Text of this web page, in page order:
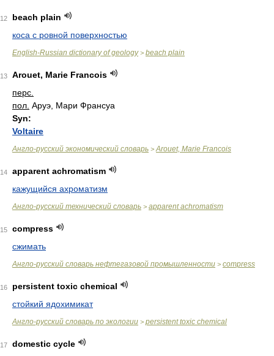
12
beach plain
коса с ровной поверхностью
English-Russian dictionary of geology> beach plain
13
Arouet, Marie Francois
перс.
пол. Аруэ, Мари Франсуа
Syn:
Voltaire
Англо-русский экономический словарь > Arouet, Marie Francois
14
apparent achromatism
кажущийся ахроматизм
Англо-русский технический словарь > apparent achromatism
15
compress
сжимать
Англо-русский словарь нефтегазовой промышленности > compress
16
persistent toxic chemical
стойкий ядохимикат
Англо-русский словарь по экологии > persistent toxic chemical
17
domestic cycle